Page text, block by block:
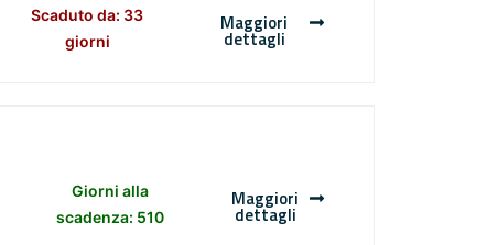
Scaduto da: 33
giorni
Maggiori
dettagli
Giorni alla
scadenza: 510
Maggiori
dettagli